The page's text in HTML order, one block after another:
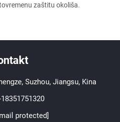
zaštitu okoliša.
Suzhou, Jiangsu, Kina
protected]